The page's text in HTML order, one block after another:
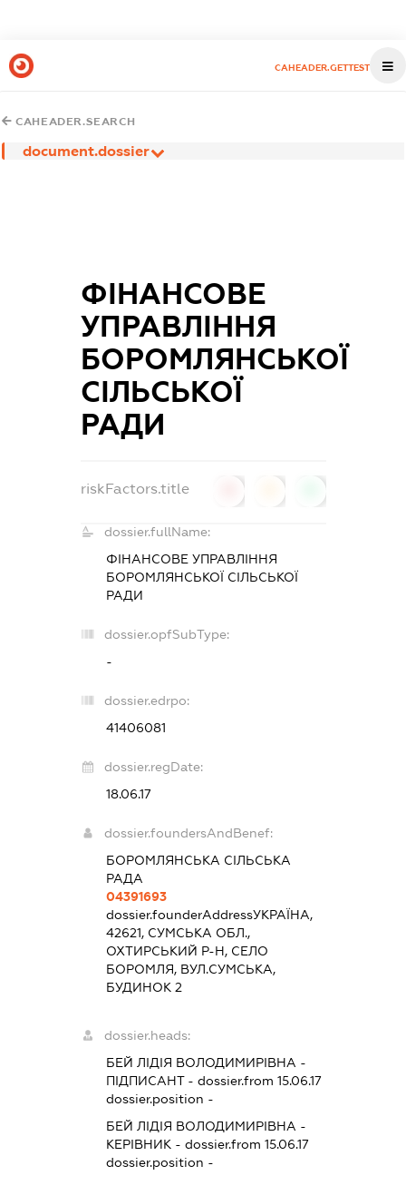
CAHEADER.GETTEST
CAHEADER.SEARCH
document.dossier
ФІНАНСОВЕ
УПРАВЛІННЯ
БОРОМЛЯНСЬКОЇ
СІЛЬСЬКОЇ
РАДИ
riskFactors.title
dossier.fullName:
ФІНАНСОВЕ УПРАВЛІННЯ
БОРОМЛЯНСЬКОЇ СІЛЬСЬКОЇ
РАДИ
dossier.opfSubType:
-
dossier.edrpo:
41406081
dossier.regDate:
18.06.17
dossier.foundersAndBenef:
БОРОМЛЯНСЬКА СІЛЬСЬКА
РАДА
04391693
dossier.founderAddressУКРАЇНА,
42621, СУМСЬКА ОБЛ.,
ОХТИРСЬКИЙ Р-Н, СЕЛО
БОРОМЛЯ, ВУЛ.СУМСЬКА,
БУДИНОК 2
dossier.heads:
БЕЙ ЛІДІЯ ВОЛОДИМИРІВНА -
ПІДПИСАНТ- dossier.from 15.06.17
dossier.position -
БЕЙ ЛІДІЯ ВОЛОДИМИРІВНА -
КЕРІВНИК- dossier.from 15.06.17
dossier.position -